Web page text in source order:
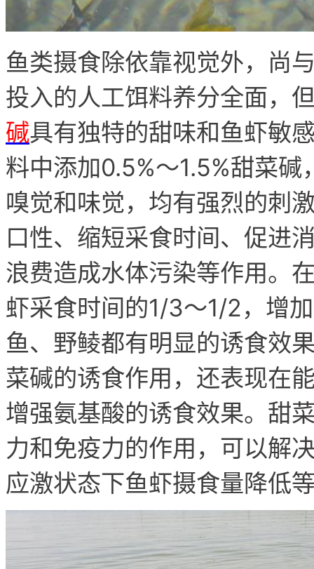
鱼类摄食除依靠视觉外，尚
投入的人工饵料养分全面，
碱具有独特的甜味和鱼虾敏
料中添加0.5%～1.5%甜菜
嗅觉和味觉，均有强烈的刺
口性、缩短采食时间、促进
浪费造成水体污染等作用。
虾采食时间的1/3～1/2，增
鱼、野鲮都有明显的诱食效
菜碱的诱食作用，还表现在
增强氨基酸的诱食效果。 甜
力和免疫力的作用，可以解
应激状态下鱼虾摄食量降低